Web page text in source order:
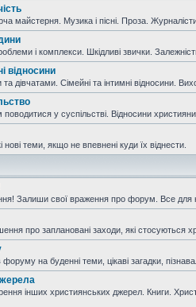
майстерня. Музика і пісні. Проза.
і комплекси. Шкідливі звички.
відносини
дівчатами. Сімейні та інтимні відносини.
поводитися у суспільстві. Відносини
нові теми, якщо не впевнені куди їх віднести.
Залиши свої враження про форум. Все для
про заплановані заходи, які стосуються
на буденні теми, цікаві загадки,
інших християнських джерел. Книги.